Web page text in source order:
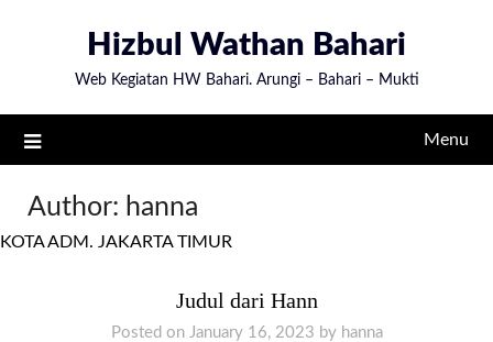
Hizbul Wathan Bahari
Web Kegiatan HW Bahari. Arungi – Bahari – Mukti
Menu
Author: hanna
KOTA ADM. JAKARTA TIMUR
Judul dari Hann
Posted on January 16, 2023 by hanna